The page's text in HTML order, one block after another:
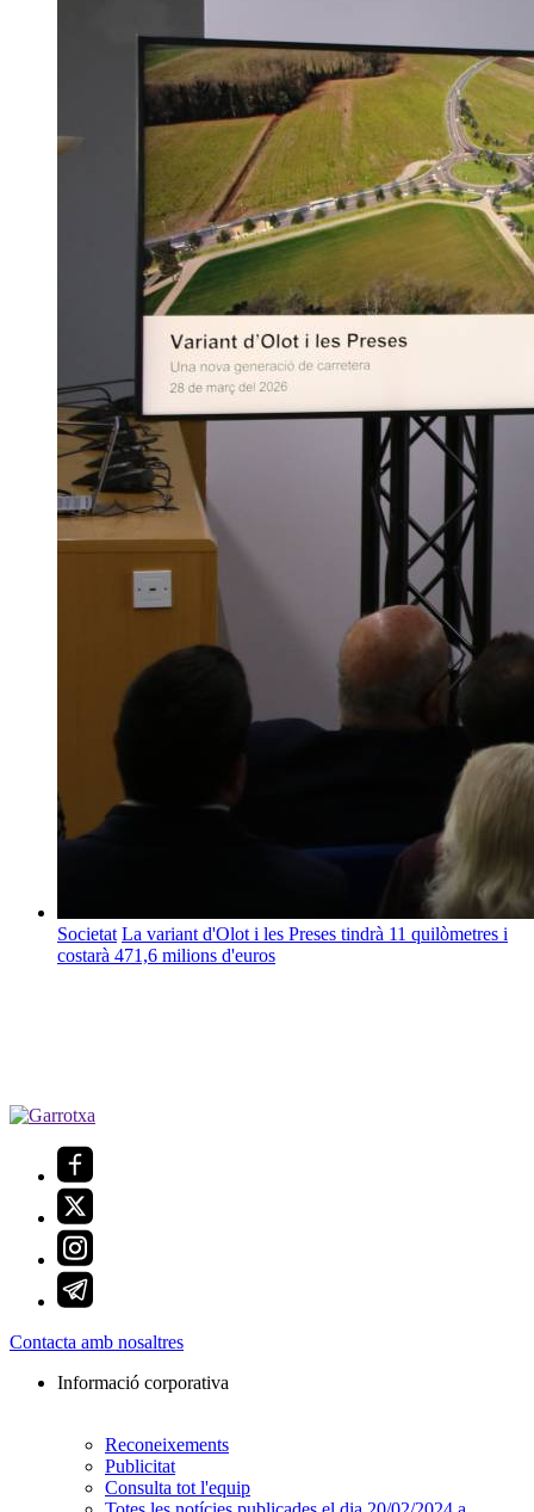
Societat La variant d'Olot i les Preses tindrà 11 quilòmetres i
costarà 471,6 milions d'euros
Contacta amb nosaltres
Informació corporativa
Reconeixements
Publicitat
Consulta tot l'equip